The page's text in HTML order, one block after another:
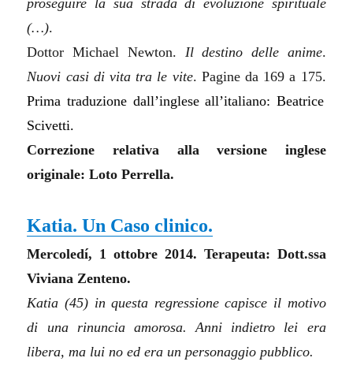
proseguire la sua strada di evoluzione spirituale
(…).
Dottor Michael Newton. Il destino delle anime.
Nuovi casi di vita tra le vite. Pagine da 169 a 175.
Prima traduzione dall’inglese all’italiano: Beatrice
Scivetti.
Correzione relativa alla versione inglese
originale: Loto Perrella.
Katia. Un Caso clinico.
Mercoledí, 1 ottobre 2014. Terapeuta: Dott.ssa
Viviana Zenteno.
Katia (45) in questa regressione capisce il motivo
di una rinuncia amorosa. Anni indietro lei era
libera, ma lui no ed era un personaggio pubblico.